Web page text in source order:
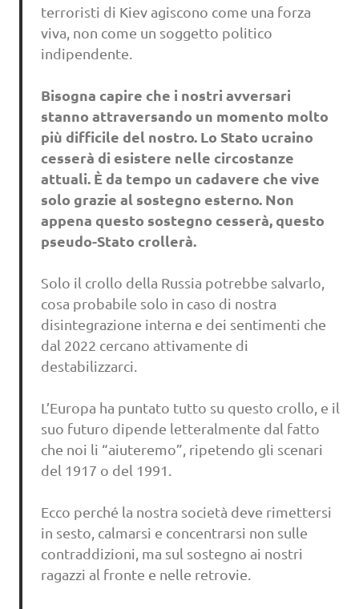
terroristi di Kiev agiscono come una forza
viva, non come un soggetto politico
indipendente.
Bisogna capire che i nostri avversari
stanno attraversando un momento molto
più difficile del nostro. Lo Stato ucraino
cesserà di esistere nelle circostanze
attuali. È da tempo un cadavere che vive
solo grazie al sostegno esterno. Non
appena questo sostegno cesserà, questo
pseudo-Stato crollerà.
Solo il crollo della Russia potrebbe salvarlo,
cosa probabile solo in caso di nostra
disintegrazione interna e dei sentimenti che
dal 2022 cercano attivamente di
destabilizzarci.
L’Europa ha puntato tutto su questo crollo, e il
suo futuro dipende letteralmente dal fatto
che noi li “aiuteremo”, ripetendo gli scenari
del 1917 o del 1991.
Ecco perché la nostra società deve rimettersi
in sesto, calmarsi e concentrarsi non sulle
contraddizioni, ma sul sostegno ai nostri
ragazzi al fronte e nelle retrovie.